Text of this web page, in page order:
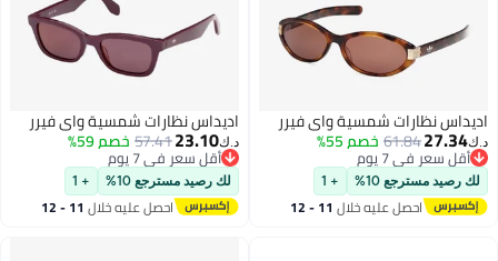
اديداس نظارات شمسية واي فيرر
د.ك‏27.34
61.84خصم 55%
أقل سعر في 7 يوم
أقل سعر في 7 يوم
لك رصيد مسترجع 10% + 1
احصل عليه خلال 11 - 12
اديداس نظارات شمسية واي فيرر
د.ك‏23.10
57.41خصم 59%
أقل سعر في 7 يوم
أقل سعر في 7 يوم
لك رصيد مسترجع 10% + 1
احصل عليه خلال 11 - 12